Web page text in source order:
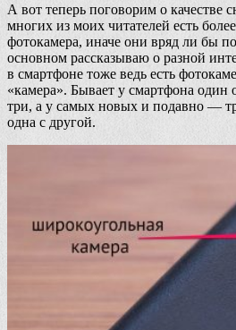
А вот теперь поговорим о качестве
многих из моих читателей есть
фотокамера, иначе они вряд ли бы
основном рассказываю о разной
в смартфоне тоже ведь есть
«камера». Бывает у смартфона один
три, а у самых новых и подавно —
одна с другой.